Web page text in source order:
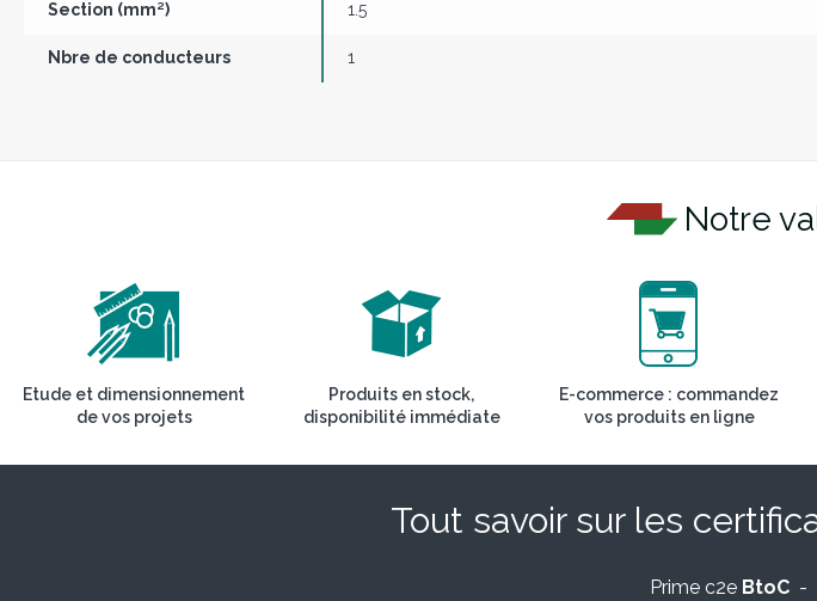
Section (mm²) 1.5
Nbre de conducteurs 1
Notre
Etude et dimensionnement
de vos projets
Produits en stock,
disponibilité immédiate
E-commerce : commandez
vos produits en ligne
Tout savoir sur les
Prime c2e BtoC-